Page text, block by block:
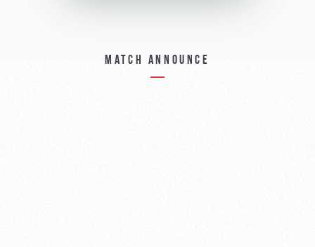
Match announce